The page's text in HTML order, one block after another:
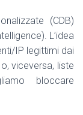
(CDB)
L’idea
IP legittimi dai
viceversa, liste
bloccare